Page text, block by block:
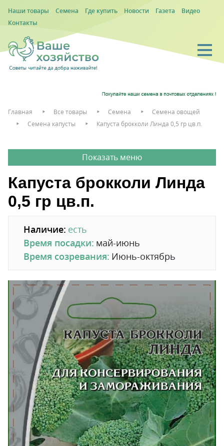
Наши товары Семена Где купить Новости Газета
Видео
Контакты
Главная Все товары Семена
Семена овощей
Семена капусты
Капуста брокколи Линда 0,5 гр цв.п.
Капуста брокколи Линда
0,5 гр цв.п.
Наличие: есть
Время посадки: май-июнь
Время созревания: Июнь-октябрь